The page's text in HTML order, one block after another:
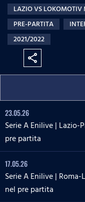
LAZIO VS LOKOMOTIV
PRE-PARTITA
2021/2022
share
23.05.26
Serie A Enilive | Lazio-
pre partita
17.05.26
Serie A Enilive |
nel pre partita